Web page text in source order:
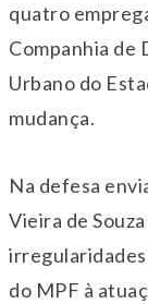
quatro
Companhia de
Urbano do
mudança.
Na defesa
Vieira de
do MPF à